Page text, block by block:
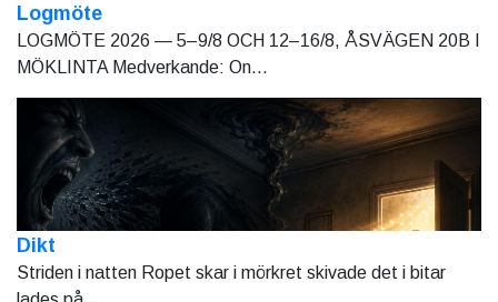
Logmöte
LOGMÖTE 2026 — 5–9/8 OCH 12–16/8, ÅSVÄGEN 20B I
MÖKLINTA Medverkande: On...
Dikt
Striden i natten Ropet skar i mörkret skivade det i bitar